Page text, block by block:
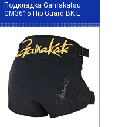
Подкладка Gamakatsu
GM3615 Hip Guard BK L